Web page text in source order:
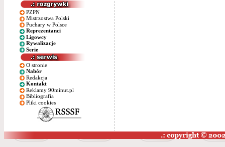
PZPN
Mistrzostwa Polski
Puchary w Polsce
Reprezentanci
Ligowcy
Rywalizacje
Serie
O stronie
Nabór
Redakcja
Kontakt
Reklamy 90minut.pl
Bibliografia
Pliki cookies